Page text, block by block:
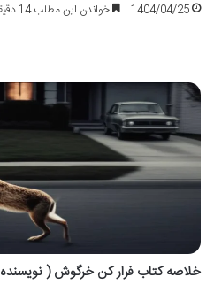
1404/04/25 خواندن این مطلب 14 دقیقه زمان میبرد
خلاصه کتاب فرار کن خرگوش (